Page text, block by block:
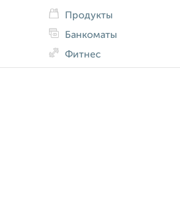
Продукты
Банкоматы
Фитнес